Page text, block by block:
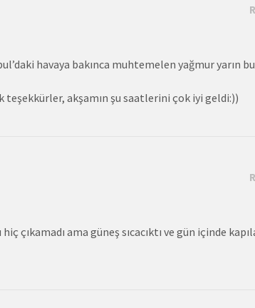
havaya bakınca muhtemelen yağmur yarın
akşamın şu saatlerini çok iyi geldi:))
çıkamadı ama güneş sıcacıktı ve gün içinde